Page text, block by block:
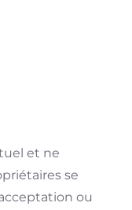
et ne
se
ou